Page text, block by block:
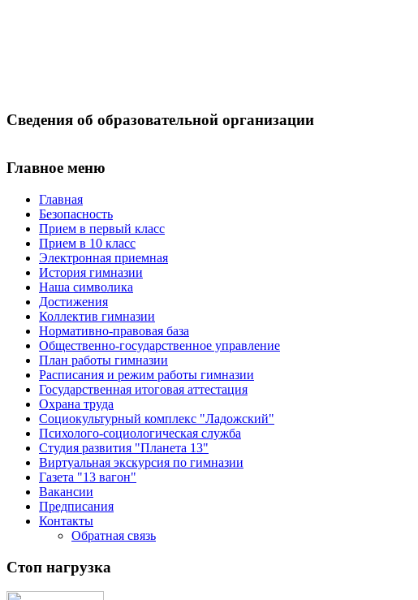
Сведения об образовательной организации
Главное меню
Главная
Безопасность
Прием в первый класс
Прием в 10 класс
Электронная приемная
История гимназии
Наша символика
Достижения
Коллектив гимназии
Нормативно-правовая база
Общественно-государственное управление
План работы гимназии
Расписания и режим работы гимназии
Государственная итоговая аттестация
Охрана труда
Социокультурный комплекс "Ладожский"
Психолого-социологическая служба
Студия развития "Планета 13"
Виртуальная экскурсия по гимназии
Газета "13 вагон"
Вакансии
Предписания
Контакты
Обратная связь
Стоп нагрузка